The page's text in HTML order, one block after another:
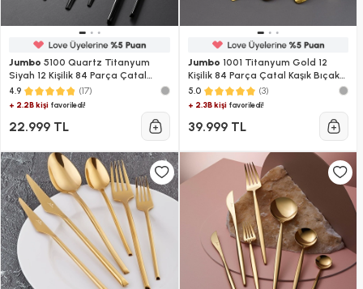
Jumbo 5100 Quartz Titanyum
Siyah 12 Kişilik 84 Parça Çatal
Kaşık Bıçak Takımı
4.9 (17)
+ 2.2B kişi favoriledi!
22.999 TL
Jumbo 1001 Titanyum Gold 12
Kişilik 84 Parça Çatal Kaşık Bıçak
Takımı
5.0 (3)
+ 2.3B kişifavoriledi!
39.999 TL